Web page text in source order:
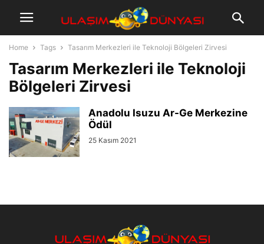
Home Tags Tasarım Merkezleri ile Teknoloji Bölgeleri Zirvesi
Tasarım Merkezleri ile Teknoloji
Bölgeleri Zirvesi
Anadolu Isuzu Ar-Ge Merkezine
Ödül
25 Kasım 2021